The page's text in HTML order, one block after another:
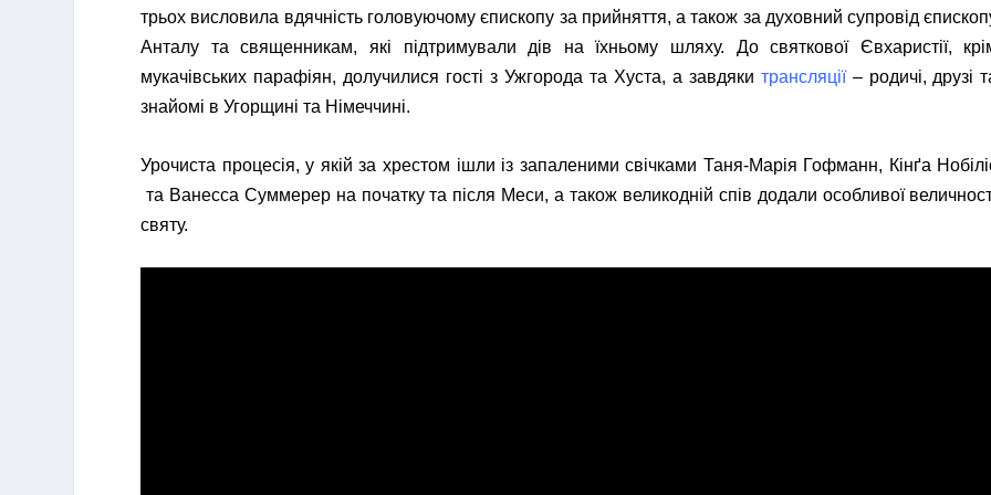
трьох висловила вдячність головуючому єпископу за прийняття, а також за духовний супровід
Анталу та священникам, які підтримували дів на їхньому шляху. До святкової Євхаристії,
мукачівських парафіян, долучилися гості з Ужгорода та Хуста, а завдяки трансляції – родичі, друзі
знайомі в Угорщині та Німеччині.
Урочиста процесія, у якій за хрестом ішли із запаленими свічками Таня-Марія Гофманн, Кінґа
та Ванесса Суммерер на початку та після Меси, а також великодній спів додали особливої
святу.